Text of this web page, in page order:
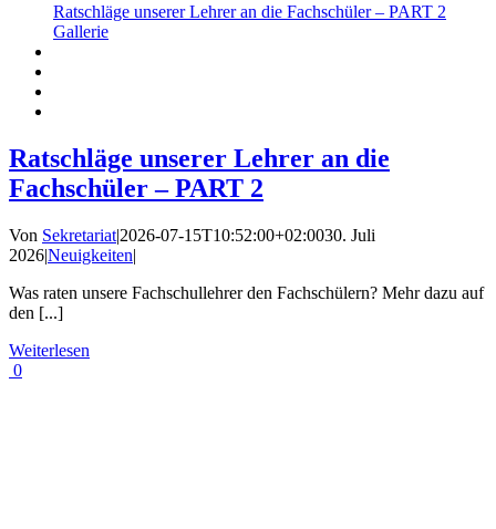
Ratschläge unserer Lehrer an die Fachschüler – PART 2
Gallerie
Ratschläge unserer Lehrer an die
Fachschüler – PART 2
Von Sekretariat|2026-07-15T10:52:00+02:0030. Juli
2026|Neuigkeiten|
Was raten unsere Fachschullehrer den Fachschülern? Mehr dazu auf
den [...]
Weiterlesen
0